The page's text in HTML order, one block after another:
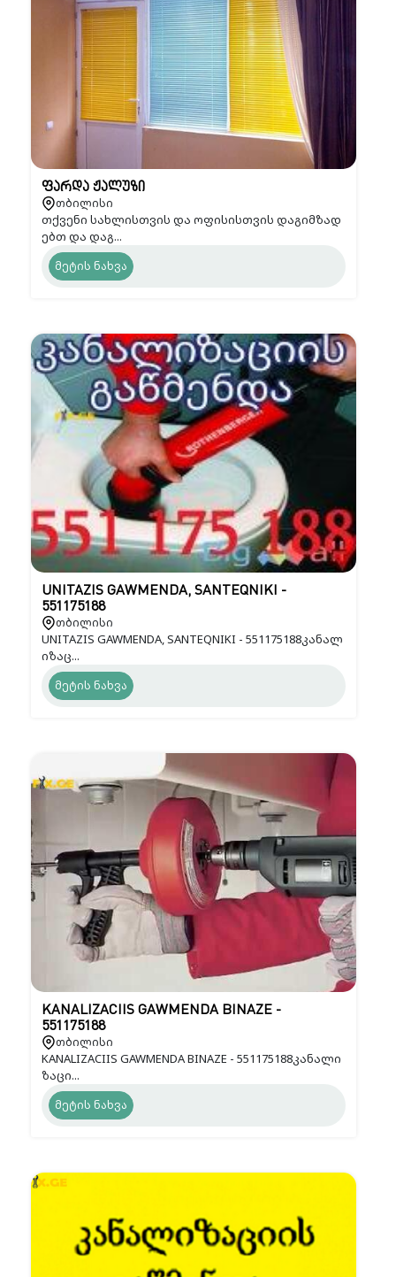
ფარდა ჟალუზი
თბილისი
თქვენი სახლისთვის და ოფისისთვის დაგიმზად
ებთ და დაგ...
მეტის ნახვა
UNITAZIS GAWMENDA, SANTEQNIKI -
551175188
თბილისი
UNITAZIS GAWMENDA, SANTEQNIKI - 551175188კანალ
იზაც...
მეტის ნახვა
KANALIZACIIS GAWMENDA BINAZE -
551175188
თბილისი
KANALIZACIIS GAWMENDA BINAZE - 551175188კანალი
ზაცი...
მეტის ნახვა